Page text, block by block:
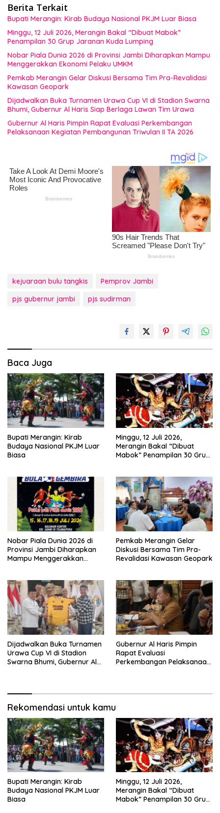
Berita Terkait
Bupati Merangin: Kirab Budaya Nasional PKJM Luar Biasa
Minggu, 12 Juli 2026, Merangin Bakal “Dibuat Mabok”
Penampilan 30 Grup Jaranan Kuda Lumping
Nobar Piala Dunia 2026 di Provinsi Jambi Diharapkan Mampu
Menggerakkan Ekonomi Pelaku UMKM
Pemkab Merangin Gelar Diskusi Bersama Tim Pra-Revalidasi
Kawasan Geopark
Dijadwalkan Buka Turnamen Urawa Cup VI di Stadion Swarna
Bhumi, Gubernur Al Haris Siap Berlaga Lawan Tim Urawa
Gubernur Al Haris Pimpin Rapat Evaluasi Perkembangan
Pelaksanaan Kegiatan Pembangunan Triwulan II TA 2026
kejuaraan bulu tangkis
Pemprov Jambi
pjs gubernur jambi
pjs sudirman
Baca Juga
Bupati Merangin: Kirab
Budaya Nasional PKJM Luar
Biasa
Minggu, 12 Juli 2026,
Merangin Bakal “Dibuat
Mabok” Penampilan 30 Grup
Nobar Piala Dunia 2026 di
Provinsi Jambi Diharapkan
Mampu Menggerakkan
Pemkab Merangin Gelar
Diskusi Bersama Tim Pra-
Revalidasi Kawasan Geopark
Dijadwalkan Buka Turnamen
Urawa Cup VI di Stadion
Swarna Bhumi, Gubernur Al
Gubernur Al Haris Pimpin
Rapat Evaluasi
Perkembangan Pelaksanaan
Rekomendasi untuk kamu
Bupati Merangin: Kirab
Budaya Nasional PKJM Luar
Biasa
Minggu, 12 Juli 2026,
Merangin Bakal “Dibuat
Mabok” Penampilan 30 Grup